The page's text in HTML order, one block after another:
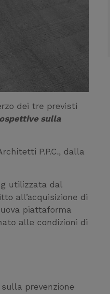
dei tre previsti
sulla
P.P.C., dalla
utilizzata dal
all’acquisizione di
piattaforma
alle condizioni di
prevenzione